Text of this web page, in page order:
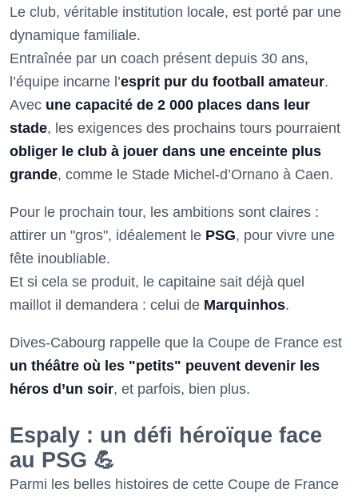
Le club, véritable institution locale, est porté par une
dynamique familiale.
Entraînée par un coach présent depuis 30 ans,
l’équipe incarne l’esprit pur du football amateur.
Avec une capacité de 2 000 places dans leur
stade, les exigences des prochains tours pourraient
obliger le club à jouer dans une enceinte plus
grande, comme le Stade Michel-d’Ornano à Caen.
Pour le prochain tour, les ambitions sont claires :
attirer un "gros", idéalement le PSG, pour vivre une
fête inoubliable.
Et si cela se produit, le capitaine sait déjà quel
maillot il demandera : celui de Marquinhos.
Dives-Cabourg rappelle que la Coupe de France est
un théâtre où les "petits" peuvent devenir les
héros d’un soir, et parfois, bien plus.
Espaly : un défi héroïque face
au PSG 💪
Parmi les belles histoires de cette Coupe de France